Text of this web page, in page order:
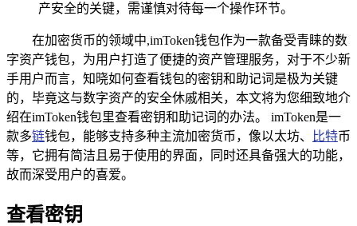
产安全的关键，需谨慎对待每一个操作环节。
在加密货币的领域中,imToken钱包作为一款备受青睐的数
字资产钱包，为用户打造了便捷的资产管理服务，对于不少新
手用户而言，知晓如何查看钱包的密钥和助记词是极为关键
的，毕竟这与数字资产的安全休戚相关，本文将为您细致地介
绍在imToken钱包里查看密钥和助记词的办法。 imToken是一
款多链钱包，能够支持多种主流加密货币，像以太坊、 比特币
等，它拥有简洁且易于使用的界面，同时还具备强大的功能，
故而深受用户的喜爱。
查看密钥